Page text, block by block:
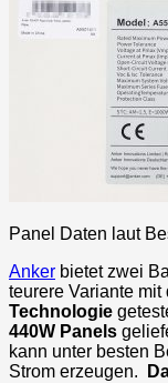
Panel Daten laut
Anker bietet zwei
teurere Variante mit
Technologie
440W Panels
kann unter besten
Strom erzeugen.